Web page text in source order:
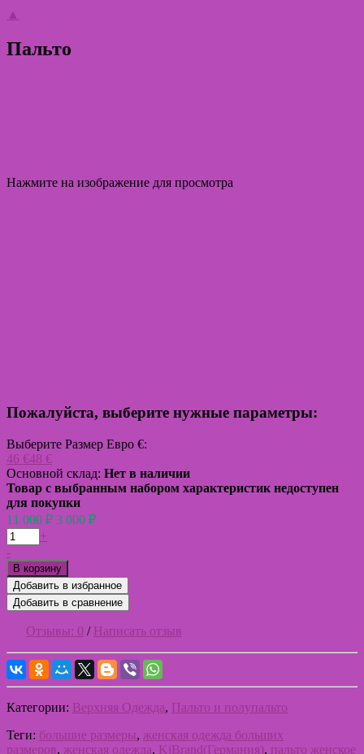
▲
Пальто
Нажмите на изображение для просмотра
Пожалуйста, выберите нужные параметры:
Выберите Размер Евро €:
46 €48 €
Основной склад: Нет в наличии
Товар с выбранным набором характеристик недоступен
для покупки
11 000 ₽ 3 000 ₽
+
-
В корзину
Добавить в избранное
Добавить в сравнение
Отзывы: 0 / Написать отзыв
Категории: Верхняя Одежда, Пальто и полупальто
Теги: большие размеры, женская одежда больших
размеров, женская одежда, KjBrand(Германия), пальто женское